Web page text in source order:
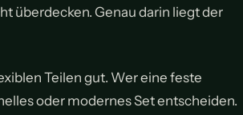
überdecken. Genau darin liegt der
Teilen gut. Wer eine feste
oder modernes Set entscheiden.